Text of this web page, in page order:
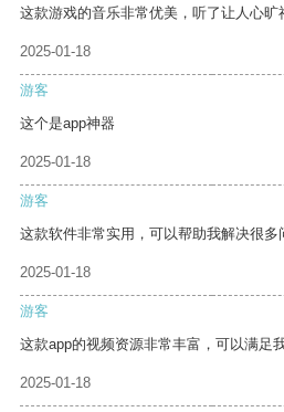
这款游戏的音乐非常优美，听了让人心旷
2025-01-18
游客
这个是app神器
2025-01-18
游客
这款软件非常实用，可以帮助我解决很多
2025-01-18
游客
这款app的视频资源非常丰富，可以满足
2025-01-18